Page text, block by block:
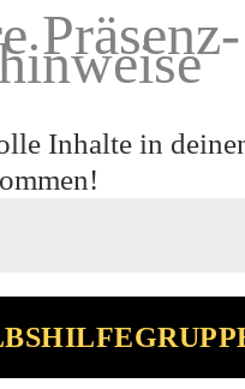
Präsenz-
Inhalte in